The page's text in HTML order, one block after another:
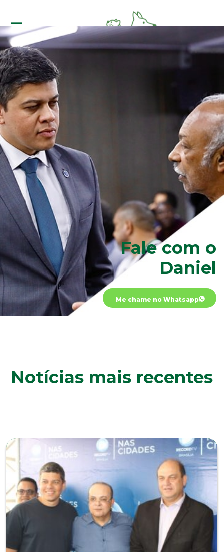
Fale com o
Daniel
Me chame no Whatsapp
Notícias mais recentes